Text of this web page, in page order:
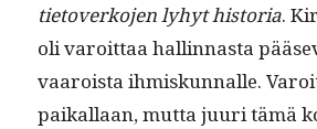
tietoverko­jen lyhyt his­to­ria.
oli varoit­taa hallinnas­ta
vaaroista ihmiskun­nalle.
paikallaan, mut­ta juuri tämä